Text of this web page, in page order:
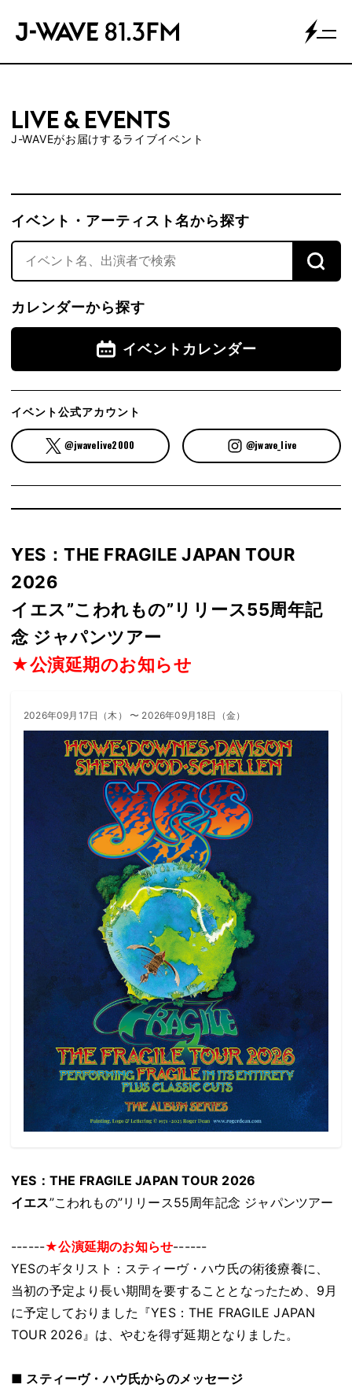
LIVE & EVENTS
J-WAVEがお届けするライブイベント
イベント・アーティスト名から探す
カレンダーから探す
イベントカレンダー
イベント公式アカウント
@jwavelive2000 @jwave_live
YES：THE FRAGILE JAPAN TOUR
2026
イエス”こわれもの”リリース55周年記
念 ジャパンツアー
★公演延期のお知らせ
2026年09月17日（木） 〜 2026年09月18日（金）
YES：THE FRAGILE JAPAN TOUR 2026
イエス”こわれもの”リリース55周年記念 ジャパンツアー
------★公演延期のお知らせ------
YESのギタリスト：スティーヴ・ハウ氏の術後療養に、
当初の予定より長い期間を要することとなったため、9月
に予定しておりました『YES：THE FRAGILE JAPAN
TOUR 2026』は、やむを得ず延期となりました。
■ スティーヴ・ハウ氏からのメッセージ